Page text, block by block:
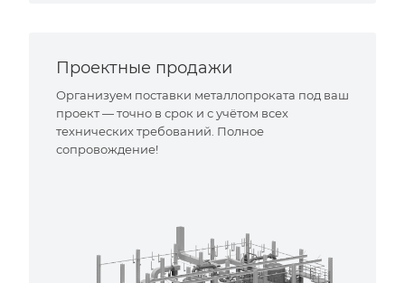
Проектные продажи
Организуем поставки металлопроката под ваш
проект — точно в срок и с учётом всех
технических требований. Полное
сопровождение!